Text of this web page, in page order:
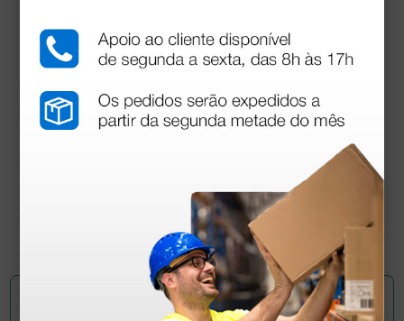
Porta-agulha graduado Swann-Morton n. 3 para
lâminas de 10 a 15
1 unidade